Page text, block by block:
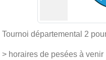
Tournoi départemental 2
> horaires de pesées à venir